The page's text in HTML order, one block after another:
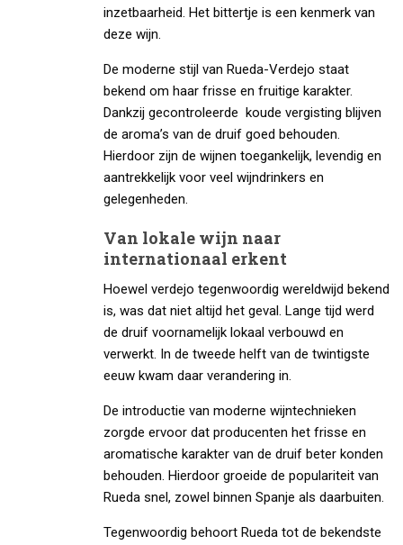
inzetbaarheid. Het bittertje is een kenmerk van
deze wijn.
De moderne stijl van Rueda-Verdejo staat
bekend om haar frisse en fruitige karakter.
Dankzij gecontroleerde koude vergisting blijven
de aroma’s van de druif goed behouden.
Hierdoor zijn de wijnen toegankelijk, levendig en
aantrekkelijk voor veel wijndrinkers en
gelegenheden.
Van lokale wijn naar
internationaal erkent
Hoewel verdejo tegenwoordig wereldwijd bekend
is, was dat niet altijd het geval. Lange tijd werd
de druif voornamelijk lokaal verbouwd en
verwerkt. In de tweede helft van de twintigste
eeuw kwam daar verandering in.
De introductie van moderne wijntechnieken
zorgde ervoor dat producenten het frisse en
aromatische karakter van de druif beter konden
behouden. Hierdoor groeide de populariteit van
Rueda snel, zowel binnen Spanje als daarbuiten.
Tegenwoordig behoort Rueda tot de bekendste